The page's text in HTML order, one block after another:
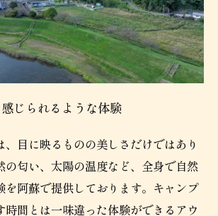
じられるような体験
、目に映るものの美しさだけではあり
の匂い、太陽の温度など、全身で自然
を阿蘇で提供しております。キャンプ
時間とは一味違った体験ができるアウ